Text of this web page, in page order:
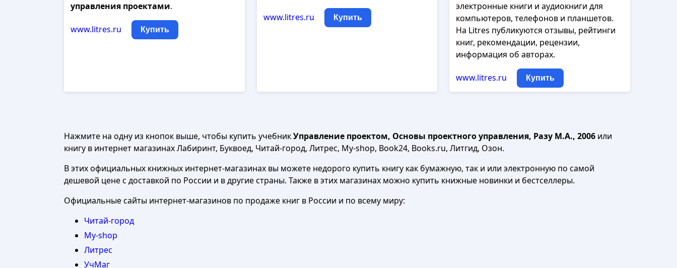
управления проектами.
www.litres.ru Купить
www.litres.ru Купить
электронные книги и аудиокниги для
компьютеров, телефонов и планшетов.
На Litres публикуются отзывы, рейтинги
книг, рекомендации, рецензии,
информация об авторах.
www.litres.ru Купить
Нажмите на одну из кнопок выше, чтобы купить учебникУправление проектом, Основы проектного управления, Разу М.А., 2006 или
книгу в интернет магазинах Лабиринт, Буквоед, Читай-город, Литрес, My-shop, Book24, Books.ru, Литгид, Озон.
В этих официальных книжных интернет-магазинах вы можете недорого купить книгу как бумажную, так и или электронную по самой
дешевой цене с доставкой по России и в другие страны. Также в этих магазинах можно купить книжные новинки и бестселлеры.
Официальные сайты интернет-магазинов по продаже книг в России и по всему миру:
Читай-город
My-shop
Литрес
УчМаг